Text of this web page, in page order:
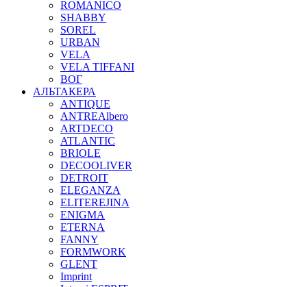
ROMANICO
SHABBY
SOREL
URBAN
VELA
VELA TIFFANI
ВОГ
АЛЬТАКЕРА
ANTIQUE
ANTREAlbero
ARTDECO
ATLANTIC
BRIOLE
DECOOLIVER
DETROIT
ELEGANZA
ELITEREJINA
ENIGMA
ETERNA
FANNY
FORMWORK
GLENT
Imprint